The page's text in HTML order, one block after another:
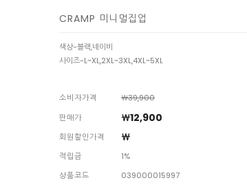
CRAMP 미니멀집업
색상-블랙,네이비
사이즈-L~XL,2XL~3XL,4XL~5XL
소비자가격
￦39,900
판매가
￦12,900
회원할인가격 ￦
적립금
1%
상품코드
039000015997